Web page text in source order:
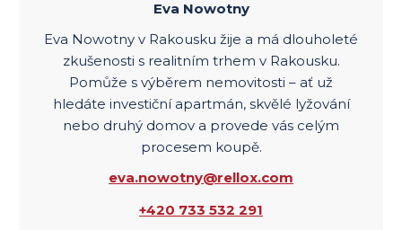
Eva Nowotny
Eva Nowotny v Rakousku žije a má dlouholeté
zkušenosti s realitním trhem v Rakousku.
Pomůže s výběrem nemovitosti – ať už
hledáte investiční apartmán, skvělé lyžování
nebo druhý domov a provede vás celým
procesem koupě.
eva.nowotny@rellox.com
+420 733 532 291